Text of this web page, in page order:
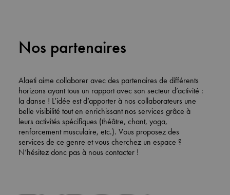
Nos partenaires
Alaeti aime collaborer avec des partenaires de différents
horizons ayant tous un rapport avec son secteur d’activité :
la danse ! L’idée est d’apporter à nos collaborateurs une
belle visibilité tout en enrichissant nos services grâce à
leurs activités spécifiques (théâtre, chant, yoga,
renforcement musculaire, etc.). Vous proposez des
services de ce genre et vous cherchez un espace ?
N’hésitez donc pas à nous contacter !